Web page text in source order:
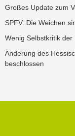
Großes Update zum
SPFV: Die Weichen
Wenig Selbstkritik
Änderung des
beschlossen